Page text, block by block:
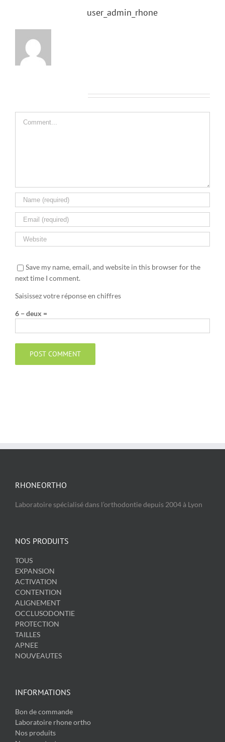
user_admin_rhone
Save my name, email, and website in this browser for the
next time I comment.
Saisissez votre réponse en chiffres
6 − deux =
RHONEORTHO
Laboratoire spécialisé dans l’orthodontie depuis 2004 à Lyon
NOS PRODUITS
TOUS
EXPANSION
ACTIVATION
CONTENTION
ALIGNEMENT
OCCLUSODONTIE
PROTECTION
TAILLES
APNEE
NOUVEAUTES
INFORMATIONS
Bon de commande
Laboratoire rhone ortho
Nos produits